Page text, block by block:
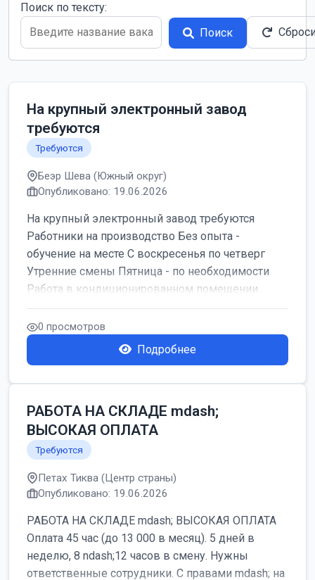
Поиск по тексту:
Поиск
На крупный электронный завод
требуются
Требуются
Беэр Шева (Южный округ)
Опубликовано: 19.06.2026
На крупный электронный завод требуются
Работники на производство Без опыта -
обучение на месте С воскресенья по четверг
Утренние смены Пятница - по необходимости
Работа в кондиционированном помещении ...
0 просмотров
Подробнее
РАБОТА НА СКЛАДЕ mdash;
ВЫСОКАЯ ОПЛАТА
Требуются
Петах Тиква (Центр страны)
Опубликовано: 19.06.2026
РАБОТА НА СКЛАДЕ mdash; ВЫСОКАЯ ОПЛАТА
Оплата 45 час (до 13 000 в месяц). 5 дней в
неделю, 8 ndash;12 часов в смену. Нужны
ответственные сотрудники. С правами mdash; на